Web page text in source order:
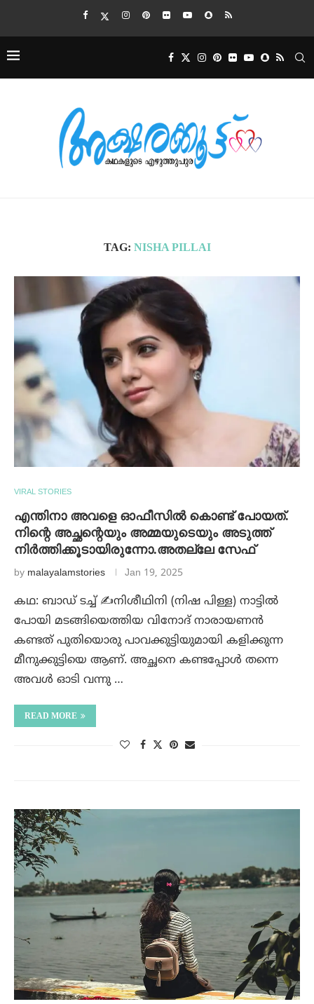
TAG: NISHA PILLAI
VIRAL STORIES
എന്തിനാ അവളെ ഓഫീസിൽ കൊണ്ട് പോയത്.
നിന്റെ അച്ഛന്റെയും അമ്മയുടെയും അടുത്ത്
നിർത്തിക്കൂടായിരുന്നോ.അതല്ലേ സേഫ്
by malayalamstories Jan 19, 2025
കഥ: ബാഡ് ടച്ച് ✍️നിശീഥിനി (നിഷ പിള്ള) നാട്ടിൽ
പോയി മടങ്ങിയെത്തിയ വിനോദ് നാരായണൻ
കണ്ടത് പുതിയൊരു പാവക്കുട്ടിയുമായി കളിക്കുന്ന
മീനുക്കുട്ടിയെ ആണ്. അച്ഛനെ കണ്ടപ്പോൾ തന്നെ
അവൾ ഓടി വന്നു …
READ MORE